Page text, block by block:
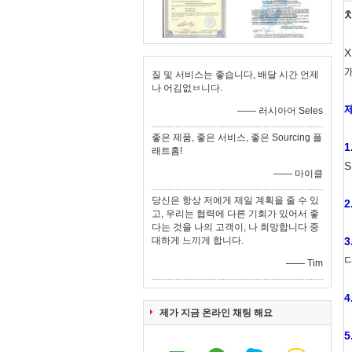
질 및 서비스는 좋습니다, 배달 시간 언제
나 어김없ㅂ니다.
—— 러시아어 Seles
좋은 제품, 좋은 서비스, 좋은 Sourcing 플
래트홈!
—— 마이클
당신은 항상 저에게 제일 계획을 줄 수 있
고, 우리는 협력에 다른 기회가 있어서 좋
다는 것을 나의 고객이, 나 희망합니다 중
대하게 느끼게 합니다.
—— Tim
제가 지금 온라인 채팅 해요